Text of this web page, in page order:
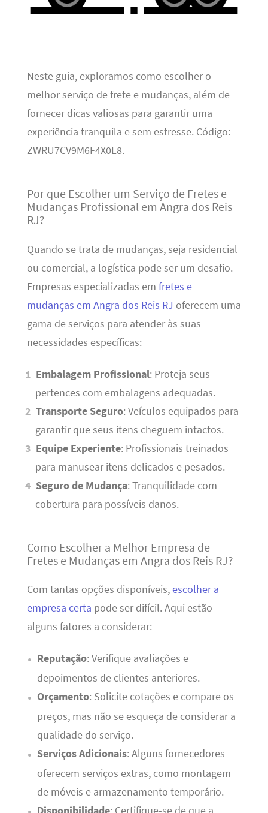
Neste guia, exploramos como escolher o
melhor serviço de frete e mudanças, além de
fornecer dicas valiosas para garantir uma
experiência tranquila e sem estresse. Código:
ZWRU7CV9M6F4X0L8.
Por que Escolher um Serviço de Fretes e
Mudanças Profissional em Angra dos Reis
RJ?
Quando se trata de mudanças, seja residencial
ou comercial, a logística pode ser um desafio.
Empresas especializadas em fretes e
mudanças em Angra dos Reis RJ oferecem uma
gama de serviços para atender às suas
necessidades específicas:
Embalagem Profissional: Proteja seus
pertences com embalagens adequadas.
Transporte Seguro: Veículos equipados para
garantir que seus itens cheguem intactos.
Equipe Experiente: Profissionais treinados
para manusear itens delicados e pesados.
Seguro de Mudança: Tranquilidade com
cobertura para possíveis danos.
Como Escolher a Melhor Empresa de
Fretes e Mudanças em Angra dos Reis RJ?
Com tantas opções disponíveis,escolher a
empresa certa pode ser difícil. Aqui estão
alguns fatores a considerar:
Reputação: Verifique avaliações e
depoimentos de clientes anteriores.
Orçamento: Solicite cotações e compare os
preços, mas não se esqueça de considerar a
qualidade do serviço.
Serviços Adicionais: Alguns fornecedores
oferecem serviços extras, como montagem
de móveis e armazenamento temporário.